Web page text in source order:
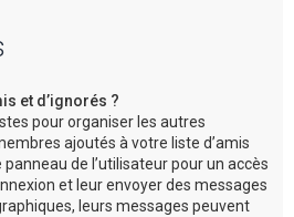
et d’ignorés ?
pour organiser les autres
ajoutés à votre liste d’amis
de l’utilisateur pour un accès
et leur envoyer des messages
leurs messages peuvent